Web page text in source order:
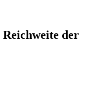
Reichweite der